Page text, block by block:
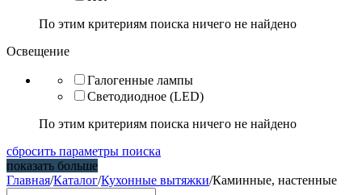
По этим критериям поиска ничего не найдено
Освещение
Галогенные лампы
Светодиодное (LED)
По этим критериям поиска ничего не найдено
сбросить параметры поиска
показать больше
Главная/Каталог/Кухонные вытяжки/Каминные, настенные